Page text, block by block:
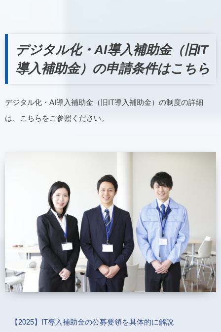
デジタル化・AI導入補助金（旧IT
導入補助金）の申請条件はこちら
デジタル化・AI導入補助金（旧IT導入補助金）の制度の詳細
は、こちらをご参照ください。
【2025】IT導入補助金の公募要領を具体的に解説